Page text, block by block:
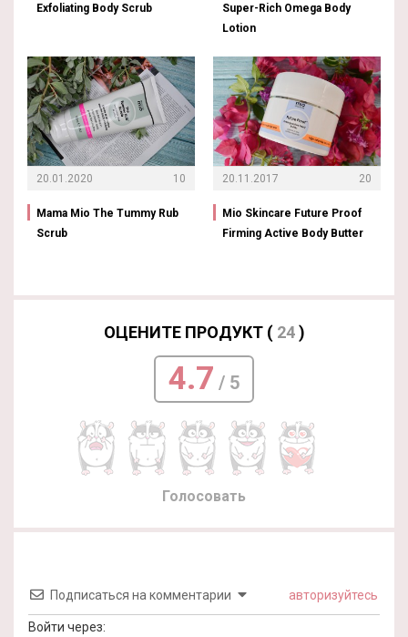
Exfoliating Body Scrub
20.01.2020 10
Mama Mio The Tummy Rub
Scrub
Super-Rich Omega Body
Lotion
20.11.2017 20
Mio Skincare Future Proof
Firming Active Body Butter
ОЦЕНИТЕ ПРОДУКТ ( 24)
4.7 / 5
Голосовать
Подписаться на комментарии авторизуйтесь
Войти через: